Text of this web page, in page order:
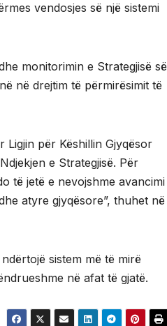
vendosjes së një sistemi
monitorimin e Strategjisë së
në drejtim të përmirësimit të
Ligjin për Këshillin Gjyqësor
e Strategjisë. Për
të jetë e nevojshme avancimi
atyre gjyqësore”, thuhet në
sistem më të mirë
në afat të gjatë.